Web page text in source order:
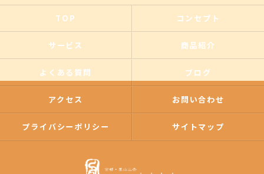
TOP コンセプト
サービス 商品紹介
よくある質問 ブログ
アクセス お問い合わせ
プライバシーポリシー サイトマップ